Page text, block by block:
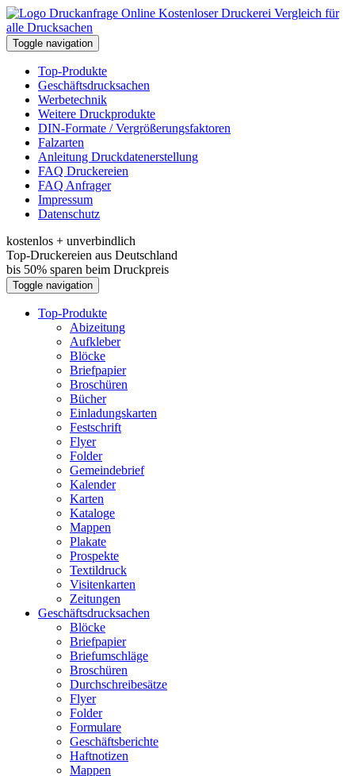
Kostenloser Druckerei Vergleich für
alle Drucksachen
Toggle navigation
Top-Produkte
Geschäftsdrucksachen
Werbetechnik
Weitere Druckprodukte
DIN-Formate / Vergrößerungsfaktoren
Falzarten
Anleitung Druckdatenerstellung
FAQ Druckereien
FAQ Anfrager
Impressum
Datenschutz
kostenlos + unverbindlich
Top-Druckereien aus Deutschland
bis 50% sparen beim Druckpreis
Toggle navigation
Top-Produkte
Abizeitung
Aufkleber
Blöcke
Briefpapier
Broschüren
Bücher
Einladungskarten
Festschrift
Flyer
Folder
Gemeindebrief
Kalender
Karten
Kataloge
Mappen
Plakate
Prospekte
Textildruck
Visitenkarten
Zeitungen
Geschäftsdrucksachen
Blöcke
Briefpapier
Briefumschläge
Broschüren
Durchschreibesätze
Flyer
Folder
Formulare
Geschäftsberichte
Haftnotizen
Mappen